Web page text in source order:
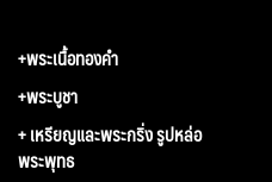
+พระเนื้อทองคำ
+พระบูชา
+ เหรียญและพระกริ่ง รูปหล่อ
พระพุทธ